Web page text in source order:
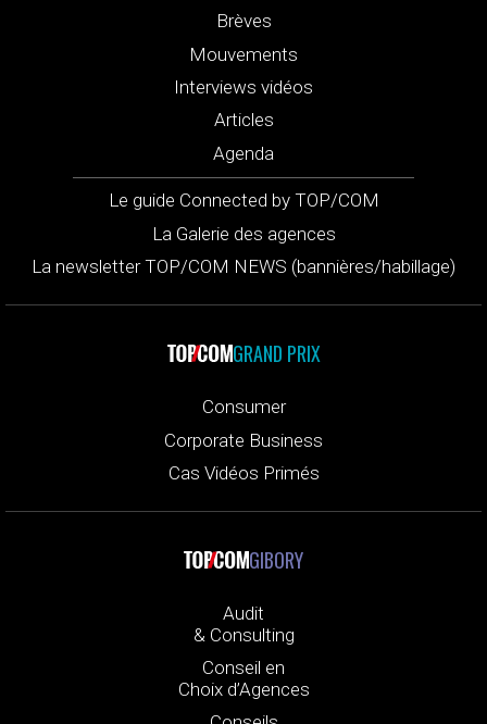
Brèves
Mouvements
Interviews vidéos
Articles
Agenda
Le guide Connected by TOP/COM
La Galerie des agences
La newsletter TOP/COM NEWS (bannières/habillage)
GRAND PRIX
Consumer
Corporate Business
Cas Vidéos Primés
GIBORY
Audit
& Consulting
Conseil en
Choix d’Agences